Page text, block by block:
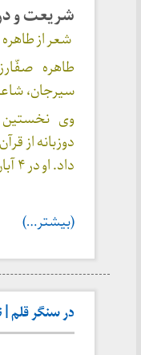
شریعت و
شعر از
سیرجان،
وی
دوزبانه از
داد. او در ۴ آبان ۱۳۸۷در تهران در گذشت.
(بیشتر…)
در سنگر قلم |